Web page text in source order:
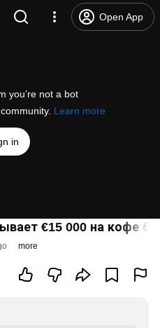
Open App
you’re not a bot
Learn more
in
€15 000 на кофе
more